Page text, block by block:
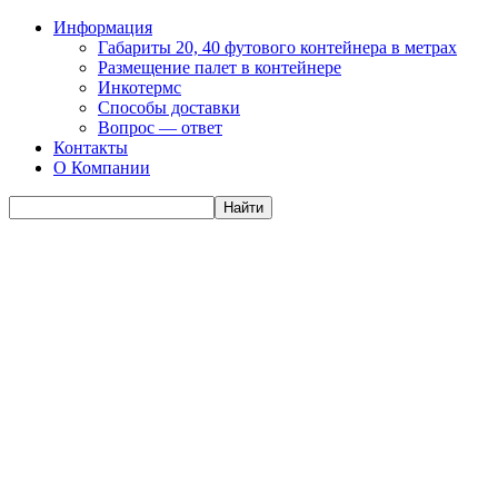
Информация
Габариты 20, 40 футового контейнера в метрах
Размещение палет в контейнере
Инкотермс
Способы доставки
Вопрос — ответ
Контакты
О Компании